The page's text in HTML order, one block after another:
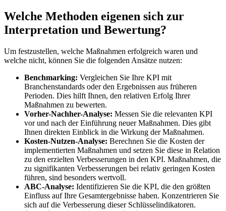
Welche Methoden eigenen sich zur
Interpretation und Bewertung?
Um festzustellen, welche Maßnahmen erfolgreich waren und
welche nicht, können Sie die folgenden Ansätze nutzen:
Benchmarking: Vergleichen Sie Ihre KPI mit
Branchenstandards oder den Ergebnissen aus früheren
Perioden. Dies hilft Ihnen, den relativen Erfolg Ihrer
Maßnahmen zu bewerten.
Vorher-Nachher-Analyse: Messen Sie die relevanten KPI
vor und nach der Einführung neuer Maßnahmen. Dies gibt
Ihnen direkten Einblick in die Wirkung der Maßnahmen.
Kosten-Nutzen-Analyse: Berechnen Sie die Kosten der
implementierten Maßnahmen und setzen Sie diese in Relation
zu den erzielten Verbesserungen in den KPI. Maßnahmen, die
zu signifikanten Verbesserungen bei relativ geringen Kosten
führen, sind besonders wertvoll.
ABC-Analyse: Identifizieren Sie die KPI, die den größten
Einfluss auf Ihre Gesamtergebnisse haben. Konzentrieren Sie
sich auf die Verbesserung dieser Schlüsselindikatoren.